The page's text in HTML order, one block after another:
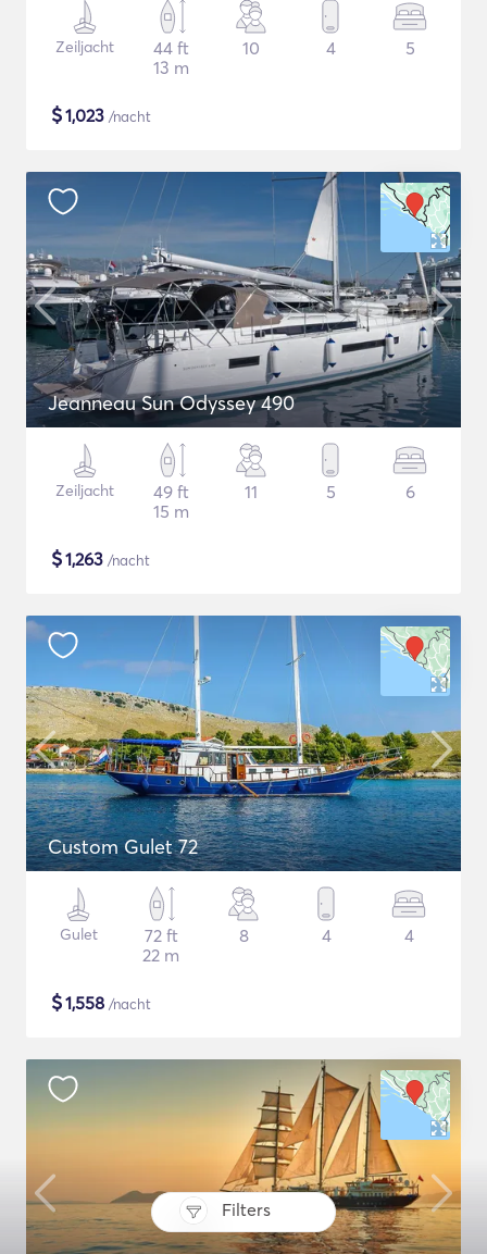
Filters
Zeiljacht
44 ft
13 m
10 4 5
$1,023 /nacht
Jeanneau Sun Odyssey 490
Zeiljacht
49 ft
15 m
11 5 6
$1,263 /nacht
Custom Gulet 72
Gulet
72 ft
22 m
8 4 4
$1,558 /nacht